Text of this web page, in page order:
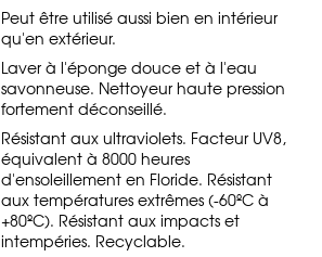
Peut être utilisé aussi bien en intérieur
qu'en extérieur.
Laver à l'éponge douce et à l'eau
savonneuse. Nettoyeur haute pression
fortement déconseillé.
Résistant aux ultraviolets. Facteur UV8,
équivalent à 8000 heures
d'ensoleillement en Floride. Résistant
aux températures extrêmes (-60ºC à
+80ºC). Résistant aux impacts et
intempéries. Recyclable.